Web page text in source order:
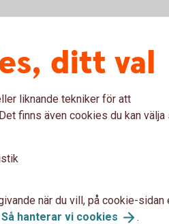
Så gör du:
internetbanken kan du,
För att kunna verifiera ditt
ditt val
liknande tekniker för att
finns även cookies du kan välja
när du vill, på cookie-sidan
Så hanterar vi cookies .